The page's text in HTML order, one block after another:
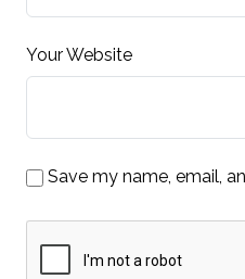
Your Website
Save my name, email,